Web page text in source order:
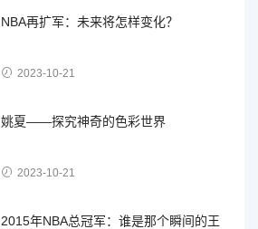
NBA再扩军：未来将怎样变化？
2023-10-21
姚夏——探究神奇的色彩世界
2023-10-21
2015年NBA总冠军：谁是那个瞬间的王